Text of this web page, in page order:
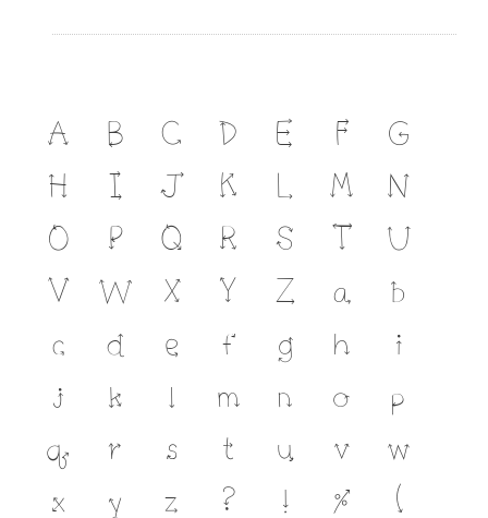
A B C D E F
G
H
I J K L M
N
O
P Q R S T
U
V W X Y Z a
b
c
d e f g h
i
j
k l m n o
p
q
r s t u v
w
x
y z ? ! %
(